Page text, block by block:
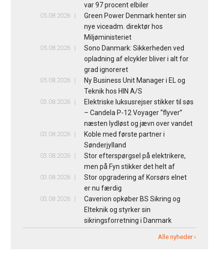
var 97 procent elbiler
05.08.2026
Green Power Denmark henter sin
nye viceadm. direktør hos
Miljøministeriet
05.08.2026
Sono Danmark: Sikkerheden ved
opladning af elcykler bliver i alt for
grad ignoreret
05.08.2026
Ny Business Unit Manager i EL og
Teknik hos HIN A/S
03.08.2026
Elektriske luksusrejser stikker til søs
– Candela P-12 Voyager “flyver”
næsten lydløst og jævn over vandet
03.08.2026
Koble med første partner i
Sønderjylland
03.08.2026
Stor efterspørgsel på elektrikere,
men på Fyn stikker det helt af
03.08.2026
Stor opgradering af Korsørs elnet
er nu færdig
03.08.2026
Caverion opkøber BS Sikring og
Elteknik og styrker sin
sikringsforretning i Danmark
Alle nyheder ›